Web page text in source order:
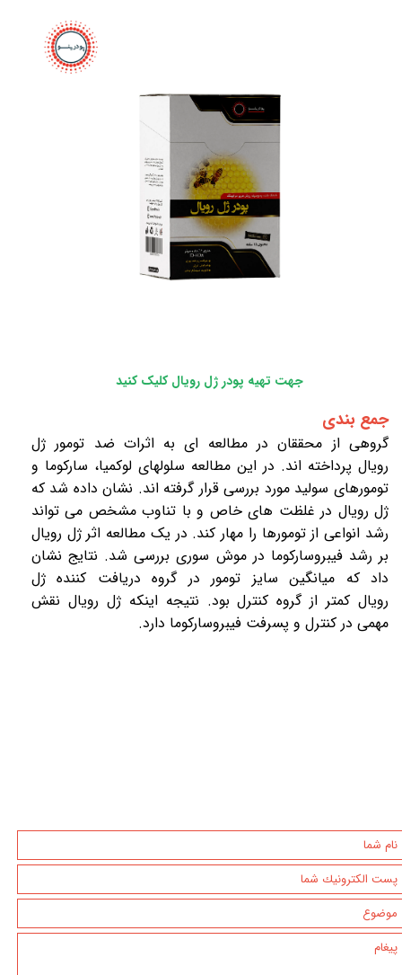
جهت تهیه پودر ژل رویال کلیک کنید
جمع بندی
گروهی از محققان در مطالعه ای به اثرات ضد تومور ژل
رویال پرداخته اند. در این مطالعه سلولهای لوکمیا، سارکوما و
تومورهای سولید مورد بررسی قرار گرفته اند. نشان داده شد که
ژل رویال در غلظت های خاص و با تناوب مشخص می تواند
رشد انواعی از تومورها را مهار کند. در یک مطالعه اثرژل رویال
بر رشد فیبروسارکوما در موش سوری بررسی شد. نتایج نشان
داد که میانگین سایز تومور در گروه دریافت کننده ژل
رویال کمتر از گروه کنترل بود. نتیجه اینکهژل رویال نقش
مهمی در کنترل و پسرفت فیبروسارکوما دارد.